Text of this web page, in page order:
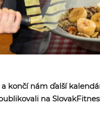
končí nám ďalší
na